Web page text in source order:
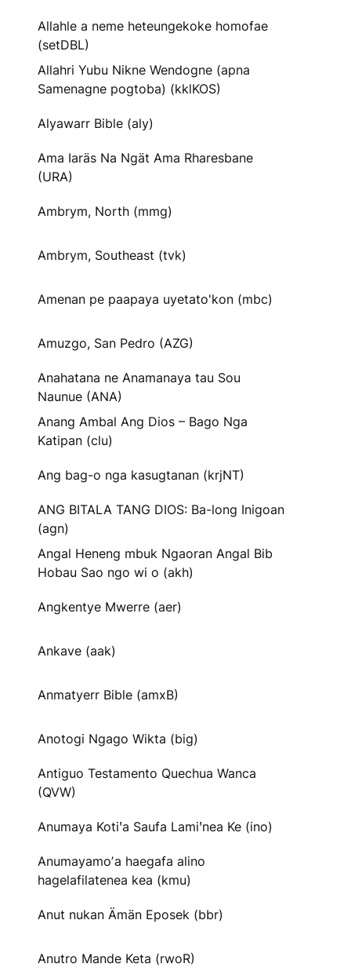
Allahle a neme heteungekoke homofae
(setDBL)
Allahri Yubu Nikne Wendogne (apna
Samenagne pogtoba) (kklKOS)
Alyawarr Bible (aly)
Ama Iaräs Na Ngät Ama Rharesbane
(URA)
Ambrym, North (mmg)
Ambrym, Southeast (tvk)
Amenan pe paapaya uyetato'kon (mbc)
Amuzgo, San Pedro (AZG)
Anahatana ne Anamanaya tau Sou
Naunue (ANA)
Anang Ambal Ang Dios – Bago Nga
Katipan (clu)
Ang bag-o nga kasugtanan (krjNT)
ANG BITALA TANG DIOS: Ba-long Inigoan
(agn)
Angal Heneng mbuk Ngaoran Angal Bib
Hobau Sao ngo wi o (akh)
Angkentye Mwerre (aer)
Ankave (aak)
Anmatyerr Bible (amxB)
Anotogi Ngago Wikta (big)
Antiguo Testamento Quechua Wanca
(QVW)
Anumaya Kotiꞌa Saufa Lamiꞌnea Ke (ino)
Anumayamoʼa haegafa alino
hagelafilatenea kea (kmu)
Anut nukan Ämän Eposek (bbr)
Anutro Mande Keta (rwoR)